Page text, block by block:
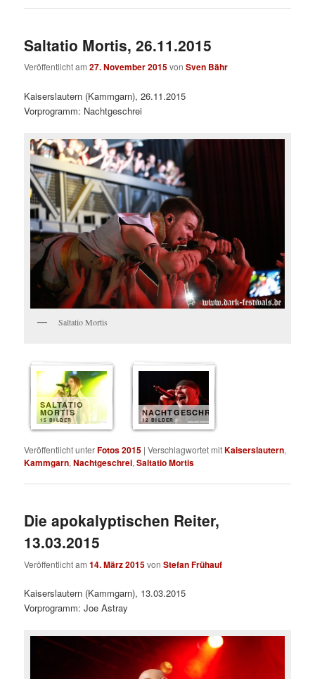
Saltatio Mortis, 26.11.2015
Veröffentlicht am27. November 2015vonSven Bähr
Kaiserslautern (Kammgarn), 26.11.2015
Vorprogramm: Nachtgeschrei
Saltatio Mortis
SALTATIO
MORTIS
15 BILDER
NACHTGESCHREI
12 BILDER
Veröffentlicht unterFotos 2015 |Verschlagwortet mitKaiserslautern,
Kammgarn,Nachtgeschrei,Saltatio Mortis
Die apokalyptischen Reiter,
13.03.2015
Veröffentlicht am14. März 2015vonStefan Frühauf
Kaiserslautern (Kammgarn), 13.03.2015
Vorprogramm: Joe Astray